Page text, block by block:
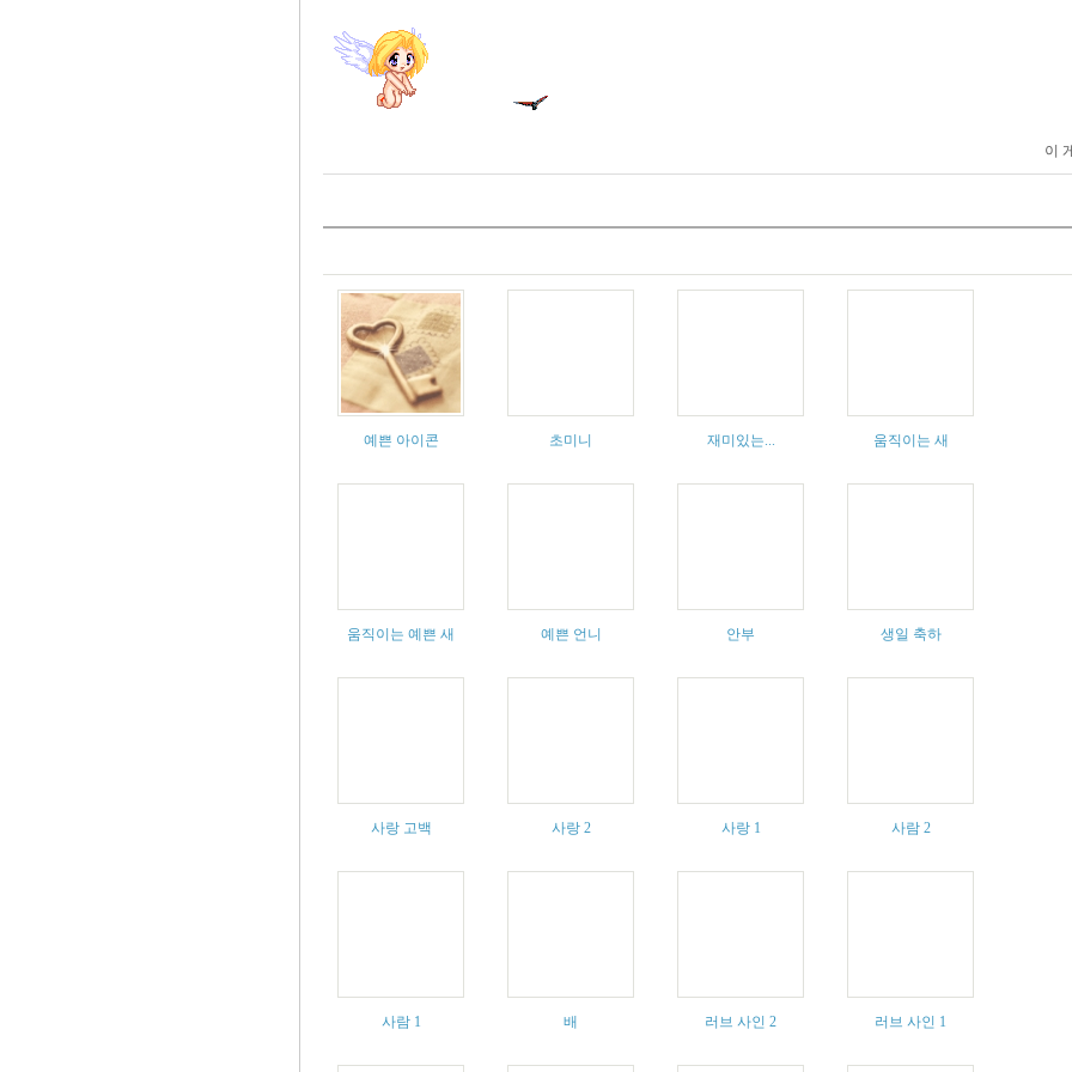
이
예쁜 아이콘 초미니 재미있는... 움직이는 새
움직이는 예쁜 새 예쁜 언니 안부 생일 축하
사랑 고백 사랑 2 사랑 1 사람 2
사람 1 배 러브 사인 2 러브 사인 1